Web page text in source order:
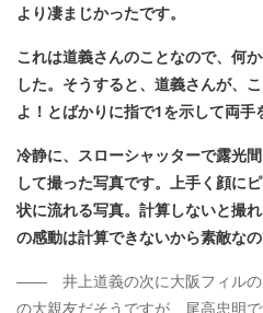
より凄まじかったです。
これは道義さんのことなので、何
した。そうすると、道義さんが、
よ！とばかりに指で1を示して両手
冷静に、スローシャッターで露光
して撮った写真です。上手く顔に
状に流れる写真。計算しないと撮
の感動は計算できないから素敵なの
―― 井上道義の次に大阪フィルの
の大親友だそうですが、尾高忠明で